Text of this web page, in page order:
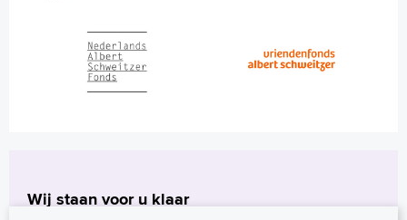
Wij staan voor u klaar